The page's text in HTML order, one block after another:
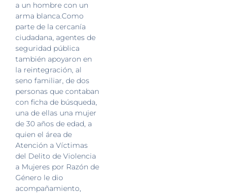
a un hombre con un
arma blanca.Como
parte de la cercanía
ciudadana, agentes de
seguridad pública
también apoyaron en
la reintegración, al
seno familiar, de dos
personas que contaban
con ficha de búsqueda,
una de ellas una mujer
de 30 años de edad, a
quien el área de
Atención a Víctimas
del Delito de Violencia
a Mujeres por Razón de
Género le dio
acompañamiento,